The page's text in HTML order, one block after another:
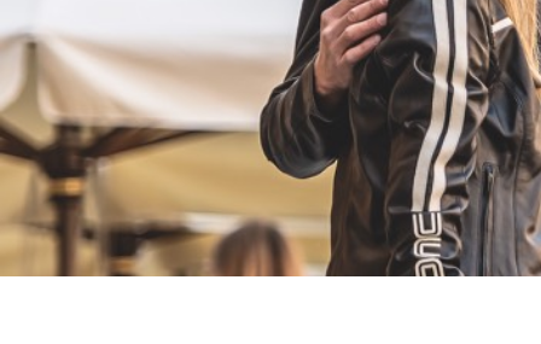
Nécessaire
Ces cookies
sont nécessaire
pour le bon
fonctionnement